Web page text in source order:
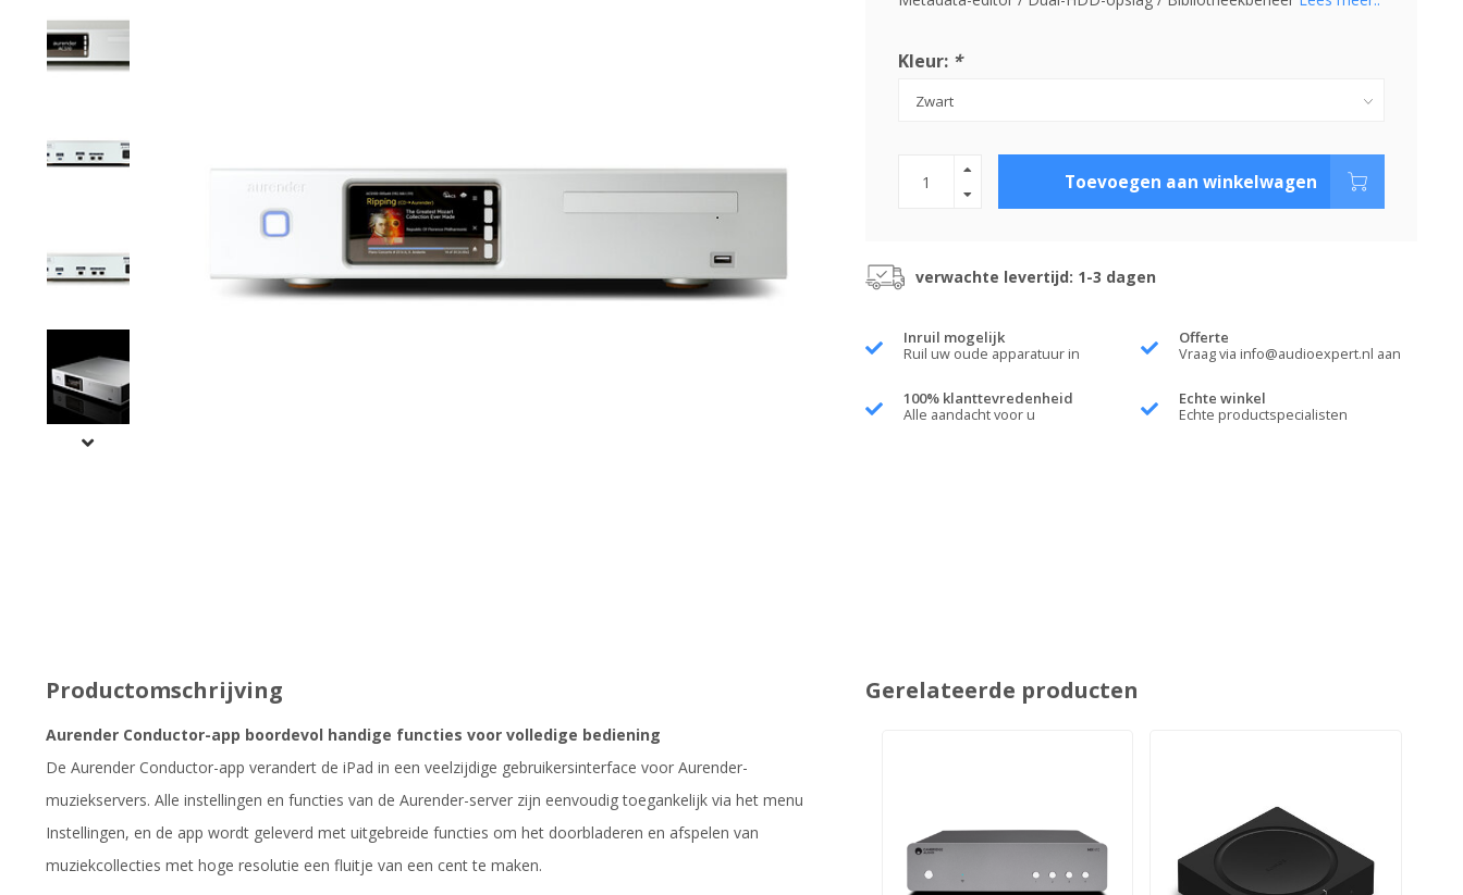
Kleur: *
Toevoegen aan winkelwagen
verwachte levertijd: 1-3 dagen
Inruil mogelijk
Ruil uw oude apparatuur in
Offerte
Vraag via info@audioexpert.nl aan
100% klanttevredenheid
Alle aandacht voor u
Echte winkel
Echte productspecialisten
Productomschrijving
Aurender Conductor-app boordevol handige functies voor volledige bediening
De Aurender Conductor-app verandert de iPad in een veelzijdige gebruikersinterface voor Aurender-
muziekservers. Alle instellingen en functies van de Aurender-server zijn eenvoudig toegankelijk via het menu
Instellingen, en de app wordt geleverd met uitgebreide functies om het doorbladeren en afspelen van
muziekcollecties met hoge resolutie een fluitje van een cent te maken.
Gerelateerde producten